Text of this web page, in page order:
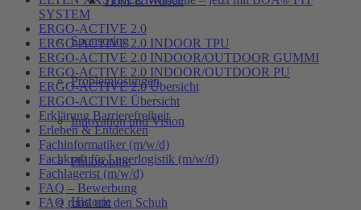
Sponsoring
Problemlösungen
Innovation und Vision
Philosophie
Historie
SYSTEM
ERGO-ACTIVE 2.0
ERGO-ACTIVE 2.0 INDOOR TPU
ERGO-ACTIVE 2.0 INDOOR/OUTDOOR GUMMI
ERGO-ACTIVE 2.0 INDOOR/OUTDOOR PU
ERGO-ACTIVE 2.0 Übersicht
ERGO-ACTIVE Übersicht
Erklärung Barrierefreiheit
Erleben & Entdecken
Fachinformatiker (m/w/d)
Fachkraft für Lagerlogistik (m/w/d)
Fachlagerist (m/w/d)
FAQ – Bewerbung
FAQ rund um den Schuh